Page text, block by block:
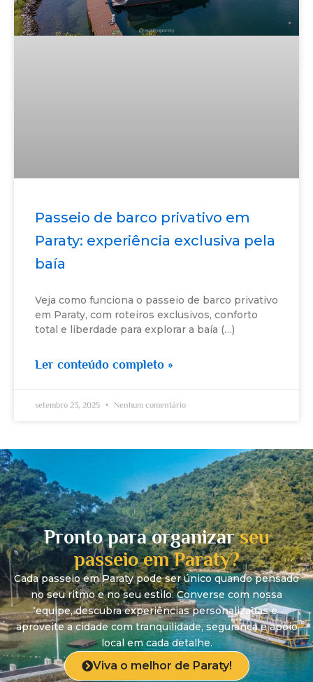
Passeio de barco privativo em
Paraty: experiência exclusiva pela
baía
Veja como funciona o passeio de barco privativo
em Paraty, com roteiros exclusivos, conforto
total e liberdade para explorar a baía (…)
Ler conteúdo completo »
setembro 23, 2025 Nenhum comentário
Pronto para organizarseu
passeio em Paraty?
Cada passeio em Paraty pode ser único quando pensado
no seu ritmo e no seu estilo. Converse com nossa
equipe, descubra experiências personalizadas e
aproveite a cidade com tranquilidade, segurança e apoio
local em cada detalhe.
Viva o melhor de Paraty!